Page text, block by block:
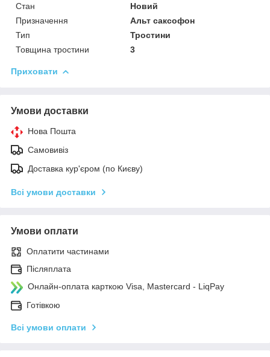
Стан
Новий
Призначення
Альт саксофон
Тип
Тростини
Товщина тростини
3
Приховати
Умови доставки
Нова Пошта
Самовивіз
Доставка кур'єром (по Києву)
Всі умови доставки
Умови оплати
Оплатити частинами
Післяплата
Онлайн-оплата карткою Visa, Mastercard - LiqPay
Готівкою
Всі умови оплати